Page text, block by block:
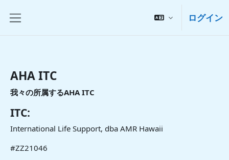
ログイン
AHA ITC
我々の所属するAHA ITC
ITC:
International Life Support, dba AMR Hawaii
#ZZ21046